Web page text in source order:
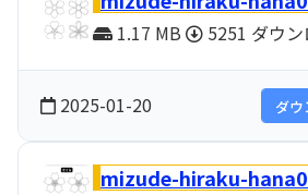
1.17 MB 5251 ダウ
2025-01-20 ダウ
mizude-hiraku-